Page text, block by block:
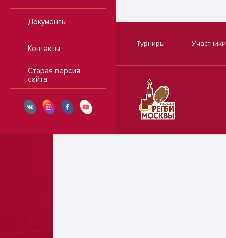
Документы
Контакты
Старая версия
сайта
Турниры Участники